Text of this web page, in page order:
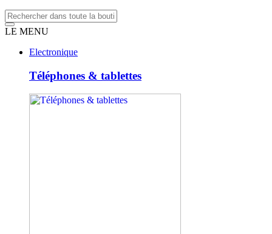
LE MENU
Electronique
Téléphones & tablettes